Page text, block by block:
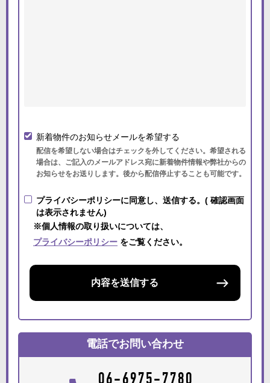
新着物件のお知らせメールを希望する
配信を希望しない場合はチェックを外してください。希望される
場合は、ご記入のメールアドレス宛に新着物件情報や弊社からの
お知らせをお送りします。後から配信停止することも可能です。
プライバシーポリシーに同意し、送信する。( 確認画面
は表示されません)
※個人情報の取り扱いについては、
プライバシーポリシー をご覧ください。
内容を送信する
電話でお問い合わせ